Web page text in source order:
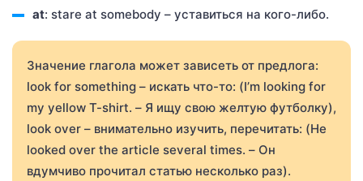
at: stare at somebody – уставиться на кого-либо.
Значение глагола может зависеть от предлога:
look for something – искать что-то: (I’m looking for
my yellow T-shirt. – Я ищу свою желтую футболку),
look over – внимательно изучить, перечитать: (He
looked over the article several times. – Он
вдумчиво прочитал статью несколько раз).